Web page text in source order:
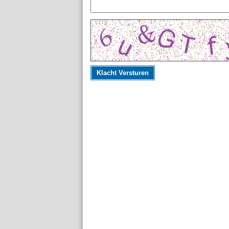
Klacht Versturen